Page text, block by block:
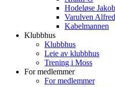
Hodeløse Jakob
Varulven
Kabelmannen
Klubbhus
Klubbhus
Leie av klubbhus
Trening i Moss
For medlemmer
For medlemmer